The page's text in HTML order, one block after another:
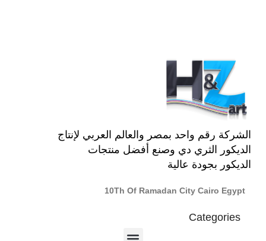
الشركة رقم واحد بمصر والعالم العربي لإنتاج
الديكور الثري دي وصنع أفضل منتجات
الديكور بجودة عالية
10Th Of Ramadan City Cairo Egypt
Categories